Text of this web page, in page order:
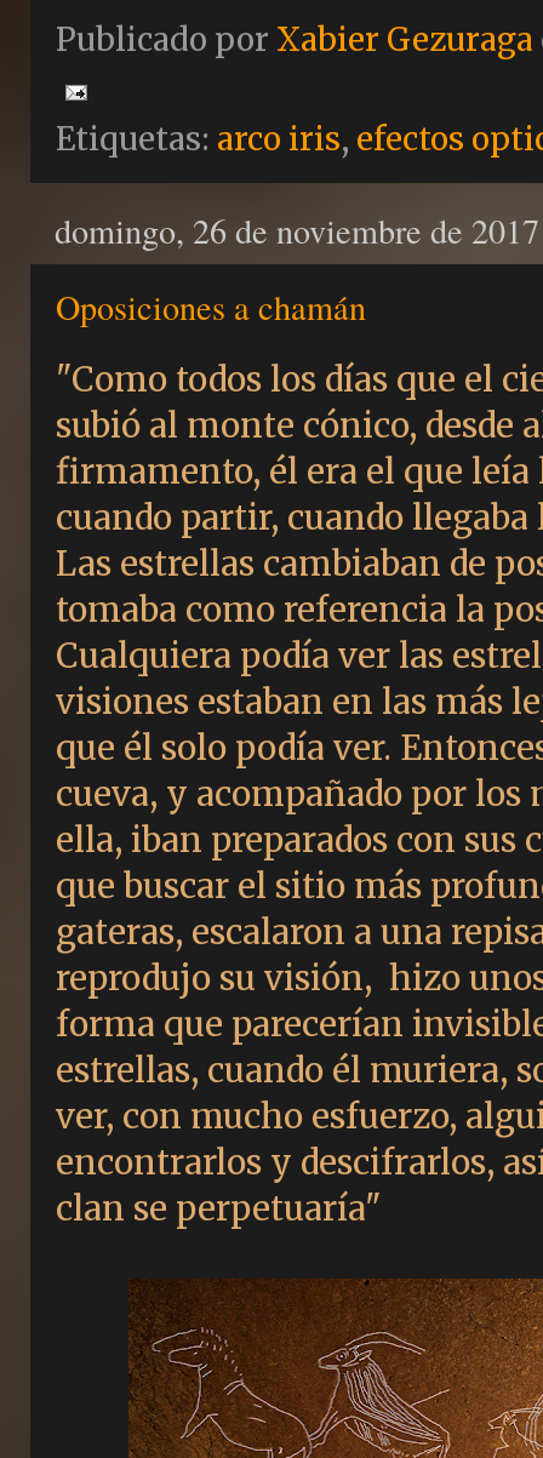
Publicado por Xabier Gezuraga
Etiquetas: arco iris, efectos
domingo, 26 de noviembre de 2017
Oposiciones a chamán
"Como todos los días que el
subió al monte cónico, desde
firmamento, él era el que leía
cuando partir, cuando
Las estrellas cambiaban de
tomaba como referencia la
Cualquiera podía ver las
visiones estaban en las más
que él solo podía ver.
cueva, y acompañado por
ella, iban preparados con sus
que buscar el sitio más
gateras, escalaron a una
reprodujo su visión, hizo
forma que parecerían
estrellas, cuando él muriera,
ver, con mucho esfuerzo,
encontrarlos y descifrarlos,
clan se perpetuaría"